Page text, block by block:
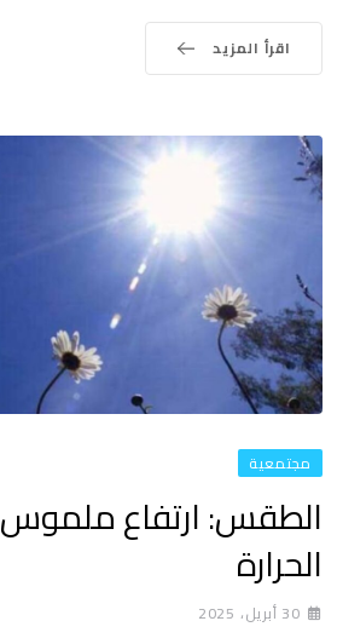
اقرأ المزيد
مجتمعية
الطقس: ارتفاع
الحرارة
30 أبريل، 2025